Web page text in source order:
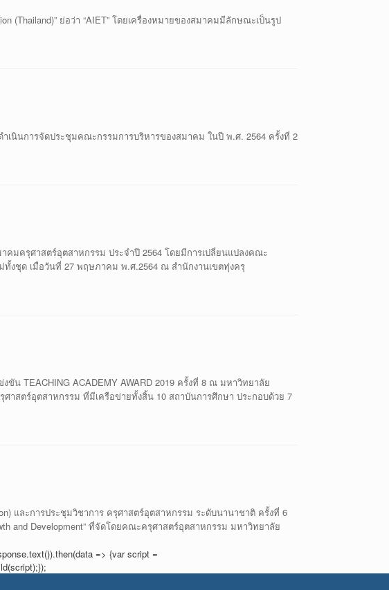
(Thailand)” ย่อว่า “AIET” โดยเครื่องหมายของสมาคมมีลักษณะเป็นรูป
นินการจัดประชุมคณะกรรมการบริหารของสมาคม ในปี พ.ศ. 2564 ครั้งที่ 2
มครุศาสตร์อุตสาหกรรม ประจำปี 2564 โดยมีการเปลี่ยนแปลงคณะ
งชุด เมื่อวันที่ 27 พฤษภาคม พ.ศ.2564 ณ สำนักงานเขตทุ่งครุ
น TEACHING ACADEMY AWARD 2019 ครั้งที่ 8 ณ มหาวิทยาลัย
าสตร์อุตสาหกรรม ที่มีเครือข่ายทั้งสิ้น 10 สถาบันการศึกษา ประกอบด้วย 7
และการประชุมวิชาการ ครุศาสตร์อุตสาหกรรม ระดับนานาชาติ ครั้งที่ 6
and Development” ที่จัดโดยคณะครุศาสตร์อุตสาหกรรม มหาวิทยาลัย
=> {var script =